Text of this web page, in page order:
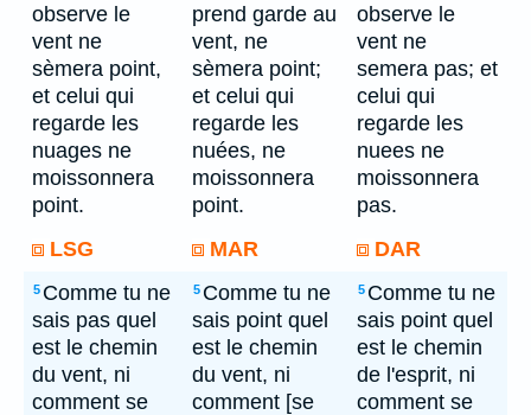
observe le
vent ne
sèmera point,
et celui qui
regarde les
nuages ne
moissonnera
point.
prend garde au
vent, ne
sèmera point;
et celui qui
regarde les
nuées, ne
moissonnera
point.
observe le
vent ne
semera pas; et
celui qui
regarde les
nuees ne
moissonnera
pas.
LSG
MAR DAR
5 Comme tu ne
sais pas quel
est le chemin
du vent, ni
comment se
5 Comme tu ne
sais point quel
est le chemin
du vent, ni
comment [se
5 Comme tu ne
sais point quel
est le chemin
de l'esprit, ni
comment se